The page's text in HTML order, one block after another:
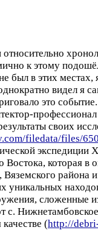
к этому
был в этих
видел я
это событие.
своих
filedata/files/
экспедиции
Востока, которая в
района
уникальных
сложенные
с.
(http://